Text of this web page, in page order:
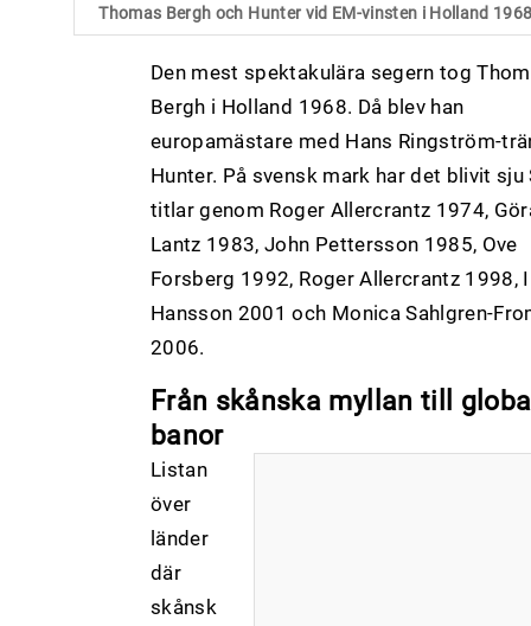
Thomas Bergh och Hunter vid EM-vinsten i Holland
Den mest spektakulära segern tog
Bergh i Holland 1968. Då blev han
europamästare med Hans Ringström-
Hunter. På svensk mark har det blivit sju
titlar genom Roger Allercrantz 1974,
Lantz 1983, John Pettersson 1985, Ove
Forsberg 1992, Roger Allercrantz 1998,
Hansson 2001 och Monica Sahlgren-
2006.
Från skånska myllan till
banor
Listan
över
länder
där
skånsk